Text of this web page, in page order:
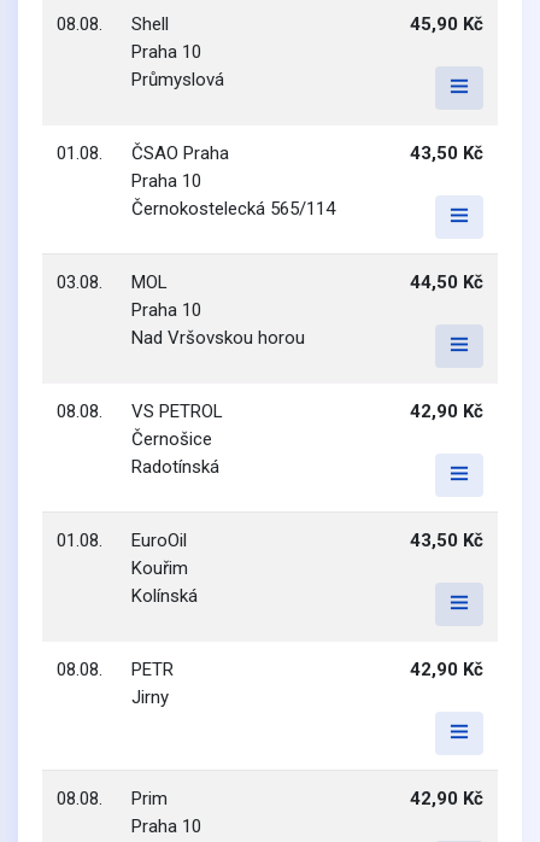
08.08.
Shell
Praha 10
Průmyslová
45,90 Kč
01.08.
ČSAO Praha
Praha 10
Černokostelecká 565/114
43,50 Kč
03.08.
MOL
Praha 10
Nad Vršovskou horou
44,50 Kč
08.08.
VS PETROL
Černošice
Radotínská
42,90 Kč
01.08.
EuroOil
Kouřim
Kolínská
43,50 Kč
08.08.
PETR
Jirny
42,90 Kč
08.08.
Prim
Praha 10
42,90 Kč